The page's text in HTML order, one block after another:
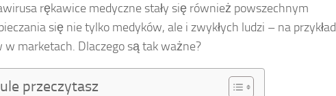
rękawice medyczne stały się również powszechnym
się nie tylko medyków, ale i zwykłych ludzi – na przykład
w marketach. Dlaczego są tak ważne?
przeczytasz